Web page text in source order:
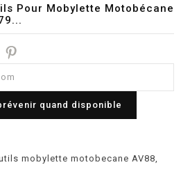
Pour Mobylette Motobécane
quand disponible
mobylette motobecane AV88,